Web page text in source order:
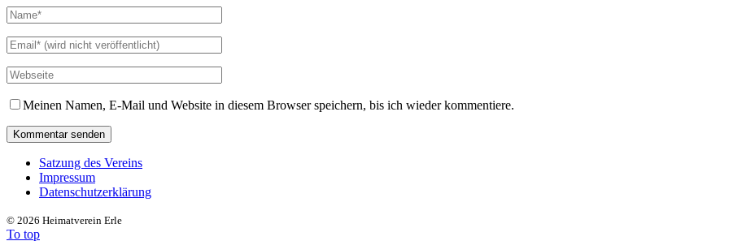
Meinen Namen, E-Mail und Website in diesem Browser speichern, bis ich wieder kommentiere.
Satzung des Vereins
Impressum
Datenschutzerklärung
© 2026 Heimatverein Erle
To top